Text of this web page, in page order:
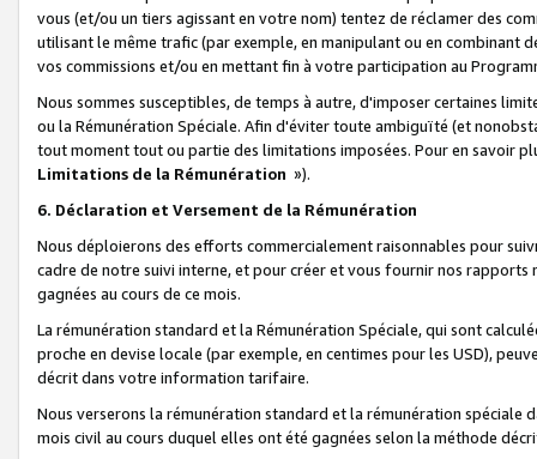
vous (et/ou un tiers agissant en votre nom) tentez de réclamer des
utilisant le même trafic (par exemple, en manipulant ou en combinant
vos commissions et/ou en mettant fin à votre participation au
Nous sommes susceptibles, de temps à autre, d'imposer certaines
ou la Rémunération Spéciale. Afin d'éviter toute ambiguïté (et
tout moment tout ou partie des limitations imposées. Pour en savoir
Limitations de la Rémunération »).
6. Déclaration et Versement de la Rémunération
Nous déploierons des efforts commercialement raisonnables pour
cadre de notre suivi interne, et pour créer et vous fournir nos
gagnées au cours de ce mois.
La rémunération standard et la Rémunération Spéciale, qui sont
proche en devise locale (par exemple, en centimes pour les USD),
décrit dans votre information tarifaire.
Nous verserons la rémunération standard et la rémunération spéciale
mois civil au cours duquel elles ont été gagnées selon la méthode